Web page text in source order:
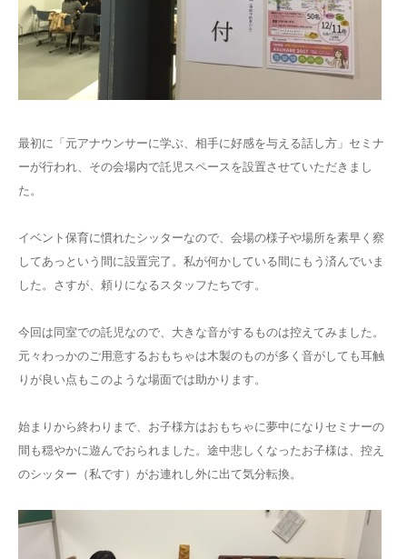
最初に「元アナウンサーに学ぶ、相手に好感を与える話し方」セミナ
ーが行われ、その会場内で託児スペースを設置させていただきまし
た。
イベント保育に慣れたシッターなので、会場の様子や場所を素早く察
してあっという間に設置完了。私が何かしている間にもう済んでいま
した。さすが、頼りになるスタッフたちです。
今回は同室での託児なので、大きな音がするものは控えてみました。
元々わっかのご用意するおもちゃは木製のものが多く音がしても耳触
りが良い点もこのような場面では助かります。
始まりから終わりまで、お子様方はおもちゃに夢中になりセミナーの
間も穏やかに遊んでおられました。途中悲しくなったお子様は、控え
のシッター（私です）がお連れし外に出て気分転換。